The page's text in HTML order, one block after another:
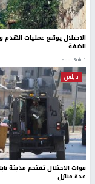
الاحتلال يوسّع عمليات الهدم
الضفة
1 شهر ago
نابلس
قوات الاحتلال تقتحم مدينة
عدة منازل